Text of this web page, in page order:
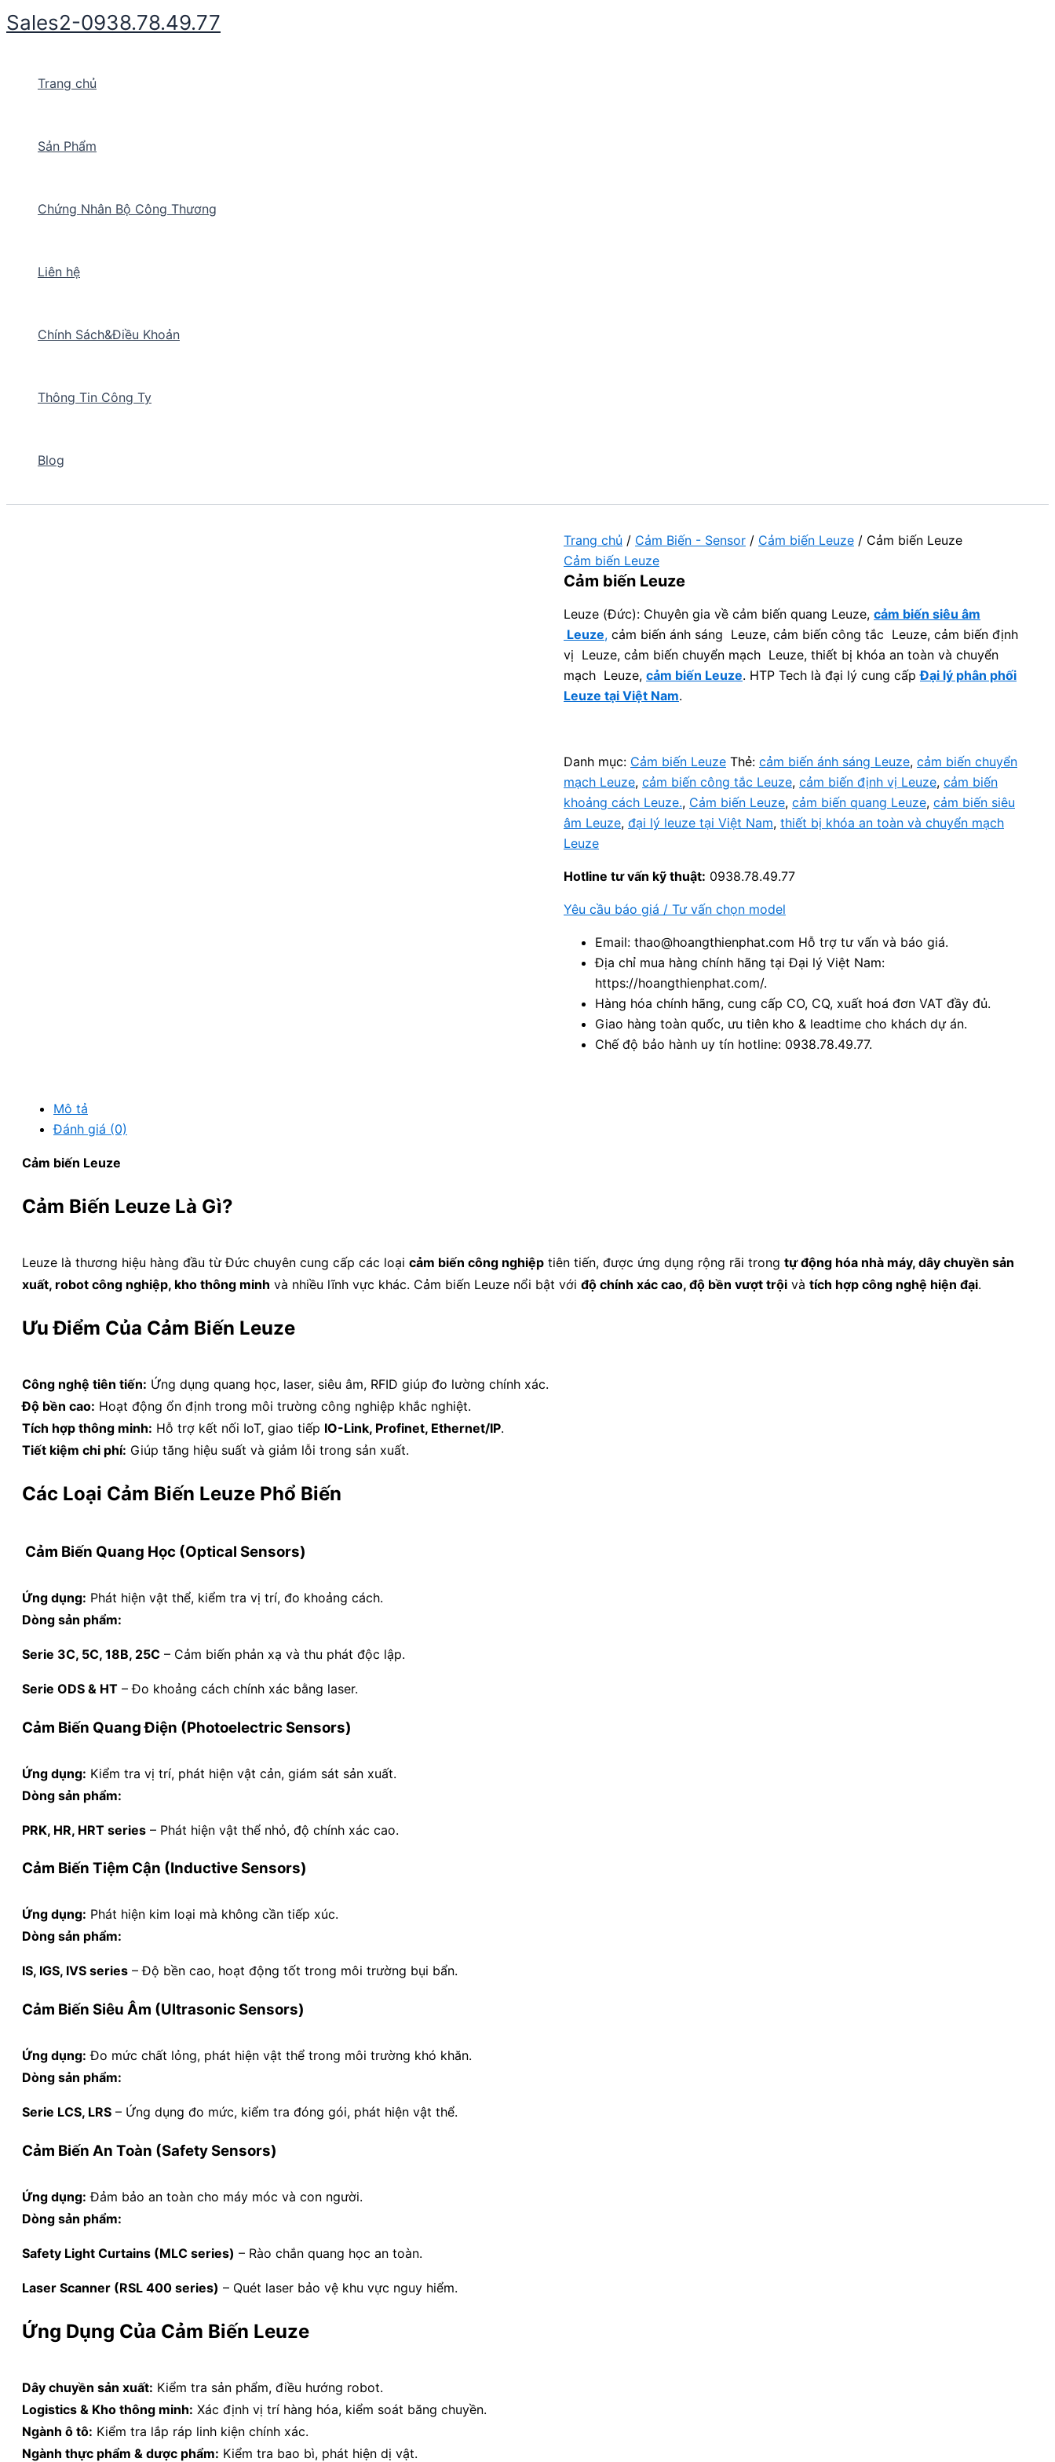
Nhảy
tới
Sales2-0938.78.49.77
Trang chủ
Sản Phẩm
Chứng Nhân Bộ Công Thương
Liên hệ
Chính Sách&Điều Khoản
Thông Tin Công Ty
Blog
Trang chủ / Cảm Biến - Sensor / Cảm biến Leuze / Cảm biến Leuze
Cảm biến Leuze
Cảm biến Leuze
Leuze (Đức): Chuyên gia về cảm biến quang Leuze, cảm biến siêu âm
Leuze, cảm biến ánh sáng Leuze, cảm biến công tắc Leuze, cảm biến định
vị Leuze, cảm biến chuyển mạch Leuze, thiết bị khóa an toàn và chuyển
mạch Leuze, cảm biến Leuze. HTP Tech là đại lý cung cấpĐại lý phân phối
Leuze tại Việt Nam.
Danh mục: Cảm biến Leuze Thẻ: cảm biến ánh sáng Leuze, cảm biến chuyển
mạch Leuze, cảm biến công tắc Leuze, cảm biến định vị Leuze, cảm biến
khoảng cách Leuze., Cảm biến Leuze, cảm biến quang Leuze, cảm biến siêu
âm Leuze, đại lý leuze tại Việt Nam, thiết bị khóa an toàn và chuyển mạch
Leuze
Hotline tư vấn kỹ thuật: 0938.78.49.77
Yêu cầu báo giá / Tư vấn chọn model
Email: thao@hoangthienphat.com Hỗ trợ tư vấn và báo giá.
Địa chỉ mua hàng chính hãng tại Đại lý Việt Nam:
https://hoangthienphat.com/.
Hàng hóa chính hãng, cung cấp CO, CQ, xuất hoá đơn VAT đầy đủ.
Giao hàng toàn quốc, ưu tiên kho & leadtime cho khách dự án.
Chế độ bảo hành uy tín hotline: 0938.78.49.77.
Mô tả
Đánh giá (0)
Cảm biến Leuze
Cảm Biến Leuze Là Gì?
Leuze là thương hiệu hàng đầu từ Đức chuyên cung cấp các loại cảm biến công nghiệp tiên tiến, được ứng dụng rộng rãi trong tự động hóa nhà máy, dây chuyền sản
xuất, robot công nghiệp, kho thông minh và nhiều lĩnh vực khác. Cảm biến Leuze nổi bật với độ chính xác cao, độ bền vượt trội và tích hợp công nghệ hiện đại.
Ưu Điểm Của Cảm Biến Leuze
Công nghệ tiên tiến: Ứng dụng quang học, laser, siêu âm, RFID giúp đo lường chính xác.
Độ bền cao: Hoạt động ổn định trong môi trường công nghiệp khắc nghiệt.
Tích hợp thông minh: Hỗ trợ kết nối IoT, giao tiếp IO-Link, Profinet, Ethernet/IP.
Tiết kiệm chi phí: Giúp tăng hiệu suất và giảm lỗi trong sản xuất.
Các Loại Cảm Biến Leuze Phổ Biến
Cảm Biến Quang Học (Optical Sensors)
Ứng dụng: Phát hiện vật thể, kiểm tra vị trí, đo khoảng cách.
Dòng sản phẩm:
Serie 3C, 5C, 18B, 25C – Cảm biến phản xạ và thu phát độc lập.
Serie ODS & HT – Đo khoảng cách chính xác bằng laser.
Cảm Biến Quang Điện (Photoelectric Sensors)
Ứng dụng: Kiểm tra vị trí, phát hiện vật cản, giám sát sản xuất.
Dòng sản phẩm:
PRK, HR, HRT series – Phát hiện vật thể nhỏ, độ chính xác cao.
Cảm Biến Tiệm Cận (Inductive Sensors)
Ứng dụng: Phát hiện kim loại mà không cần tiếp xúc.
Dòng sản phẩm:
IS, IGS, IVS series – Độ bền cao, hoạt động tốt trong môi trường bụi bẩn.
Cảm Biến Siêu Âm (Ultrasonic Sensors)
Ứng dụng: Đo mức chất lỏng, phát hiện vật thể trong môi trường khó khăn.
Dòng sản phẩm:
Serie LCS, LRS – Ứng dụng đo mức, kiểm tra đóng gói, phát hiện vật thể.
Cảm Biến An Toàn (Safety Sensors)
Ứng dụng: Đảm bảo an toàn cho máy móc và con người.
Dòng sản phẩm:
Safety Light Curtains (MLC series) – Rào chắn quang học an toàn.
Laser Scanner (RSL 400 series) – Quét laser bảo vệ khu vực nguy hiểm.
Ứng Dụng Của Cảm Biến Leuze
Dây chuyền sản xuất: Kiểm tra sản phẩm, điều hướng robot.
Logistics & Kho thông minh: Xác định vị trí hàng hóa, kiểm soát băng chuyền.
Ngành ô tô: Kiểm tra lắp ráp linh kiện chính xác.
Ngành thực phẩm & dược phẩm: Kiểm tra bao bì, phát hiện dị vật.